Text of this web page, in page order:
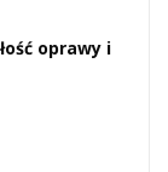
oprawy i